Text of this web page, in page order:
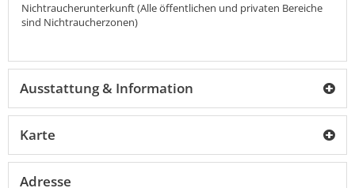
Nichtraucherunterkunft (Alle öffentlichen und privaten Bereiche
sind Nichtraucherzonen)
Ausstattung & Information
Karte
Adresse